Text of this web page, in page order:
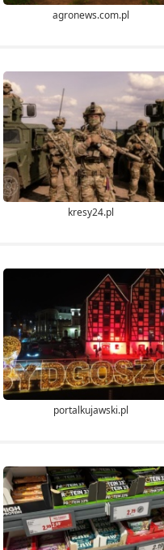
agronews.com.pl
kresy24.pl
portalkujawski.pl